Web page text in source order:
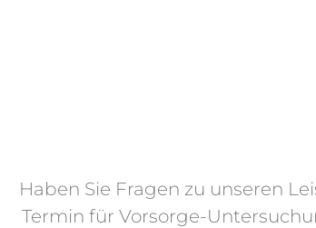
Haben Sie Fragen zu unseren
Termin für Vorsorge-